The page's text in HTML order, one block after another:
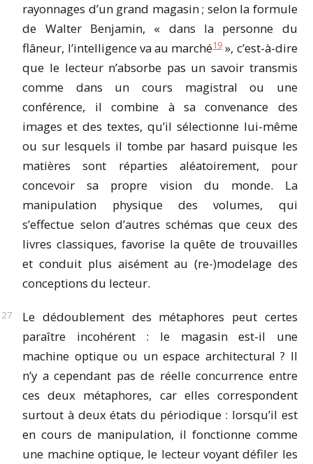
rayonnages d’un grand magasin ; selon la formule
de Walter Benjamin, « dans la personne du
flâneur, l’intelligence va au marché19», c’est-à-dire
que le lecteur n’absorbe pas un savoir transmis
comme dans un cours magistral ou une
conférence, il combine à sa convenance des
images et des textes, qu’il sélectionne lui-même
ou sur lesquels il tombe par hasard puisque les
matières sont réparties aléatoirement, pour
concevoir sa propre vision du monde. La
manipulation physique des volumes, qui
s’effectue selon d’autres schémas que ceux des
livres classiques, favorise la quête de trouvailles
et conduit plus aisément au (re-)modelage des
conceptions du lecteur.
Le dédoublement des métaphores peut certes
paraître incohérent : le magasin est-il une
machine optique ou un espace architectural ? Il
n’y a cependant pas de réelle concurrence entre
ces deux métaphores, car elles correspondent
surtout à deux états du périodique : lorsqu’il est
en cours de manipulation, il fonctionne comme
une machine optique, le lecteur voyant défiler les